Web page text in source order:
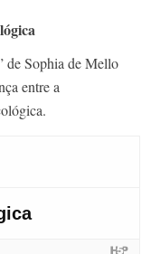
de Sophia de Mello
entre a